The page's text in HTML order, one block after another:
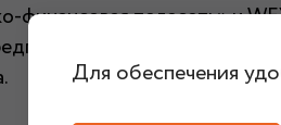
финансовая телесеть» и
приобретать
Для обеспечения